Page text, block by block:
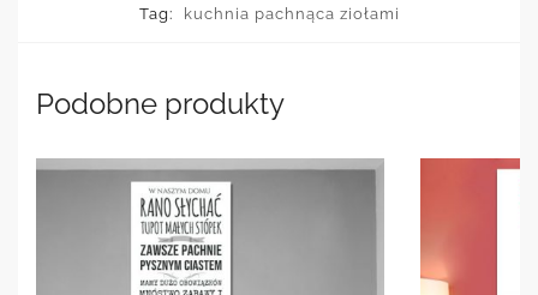
Tag:
kuchnia pachnąca ziołami
Podobne produkty